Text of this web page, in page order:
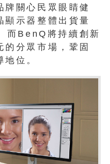
牌關心民眾眼睛健
顯示器整體出貨量
而BenQ將持續創新
分眾市場，鞏固
位。